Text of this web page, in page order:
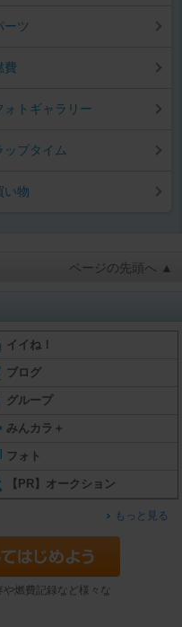
ーツ
費
ォトギャラリー
ップタイム
い物
ページの先頭へ ▲
イイね！
ブログ
グループ
みんカラ＋
フォト
【PR】オークション
もっと見る
燃費記録など様々な